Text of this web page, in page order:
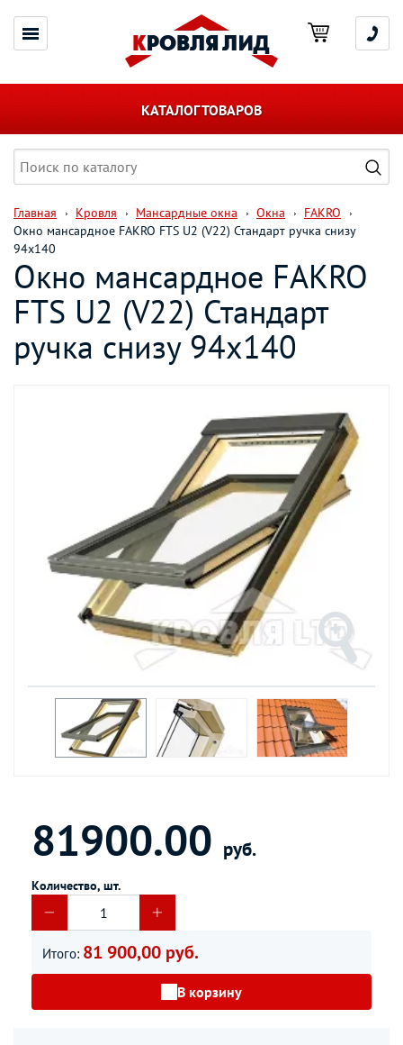
КАТАЛОГ ТОВАРОВ
Главная Кровля Мансардные окна Окна
FAKRO
Окно мансардное FAKRO FTS U2 (V22) Стандарт ручка снизу
94х140
Окно мансардное FAKRO
FTS U2 (V22) Стандарт
ручка снизу 94х140
81900.00 руб.
Количество, шт.
Итого: 81 900,00 руб.
В корзину